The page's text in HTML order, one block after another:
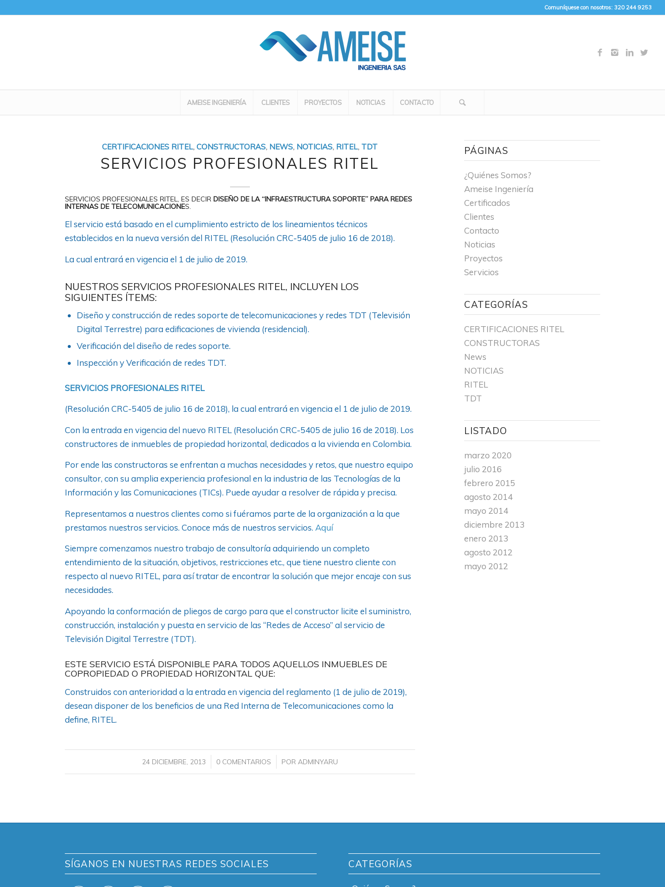
Comuníquese con nosotros: 320 244 9253
AMEISE INGENIERÍA CLIENTES PROYECTOS NOTICIAS CONTACTO
CERTIFICACIONES RITEL,CONSTRUCTORAS, NEWS, NOTICIAS, RITEL, TDT
SERVICIOS PROFESIONALES RITEL
SERVICIOS PROFESIONALES RITEL, ES DECIR DISEÑO DE LA “INFRAESTRUCTURA SOPORTE” PARA REDES
INTERNAS DE TELECOMUNICACIONES.
El servicio está basado en el cumplimiento estricto de los lineamientos técnicos
establecidos en la nueva versión del RITEL (Resolución CRC-5405 de julio 16 de 2018).
La cual entrará en vigencia el 1 de julio de 2019.
NUESTROS SERVICIOS PROFESIONALES RITEL, INCLUYEN LOS
SIGUIENTES ÍTEMS:
Diseño y construcción de redes soporte de telecomunicaciones y redes TDT (Televisión
Digital Terrestre) para edificaciones de vivienda (residencial).
Verificación del diseño de redes soporte.
Inspección y Verificación de redes TDT.
SERVICIOS PROFESIONALES RITEL
(Resolución CRC-5405 de julio 16 de 2018), la cual entrará en vigencia el 1 de julio de 2019.
Con la entrada en vigencia del nuevo RITEL (Resolución CRC-5405 de julio 16 de 2018). Los
constructores de inmuebles de propiedad horizontal, dedicados a la vivienda en Colombia.
Por ende las constructoras se enfrentan a muchas necesidades y retos, que nuestro equipo
consultor, con su amplia experiencia profesional en la industria de las Tecnologías de la
Información y las Comunicaciones (TICs). Puede ayudar a resolver de rápida y precisa.
Representamos a nuestros clientes como si fuéramos parte de la organización a la que
prestamos nuestros servicios. Conoce más de nuestros servicios. Aquí
Siempre comenzamos nuestro trabajo de consultoría adquiriendo un completo
entendimiento de la situación, objetivos, restricciones etc., que tiene nuestro cliente con
respecto al nuevo RITEL, para así tratar de encontrar la solución que mejor encaje con sus
necesidades.
Apoyando la conformación de pliegos de cargo para que el constructor licite el suministro,
construcción, instalación y puesta en servicio de las “Redes de Acceso” al servicio de
Televisión Digital Terrestre (TDT).
ESTE SERVICIO ESTÁ DISPONIBLE PARA TODOS AQUELLOS INMUEBLES DE
COPROPIEDAD O PROPIEDAD HORIZONTAL QUE:
Construidos con anterioridad a la entrada en vigencia del reglamento (1 de julio de 2019),
desean disponer de los beneficios de una Red Interna de Telecomunicaciones como la
define, RITEL.
24 DICIEMBRE, 2013
/ 0 COMENTARIOS
/ POR ADMINYARU
PÁGINAS
¿Quiénes Somos?
Ameise Ingeniería
Certificados
Clientes
Contacto
Noticias
Proyectos
Servicios
CATEGORÍAS
CERTIFICACIONES RITEL
CONSTRUCTORAS
News
NOTICIAS
RITEL
TDT
LISTADO
marzo 2020
julio 2016
febrero 2015
agosto 2014
mayo 2014
diciembre 2013
enero 2013
agosto 2012
mayo 2012
SÍGANOS EN NUESTRAS REDES SOCIALES CATEGORÍAS